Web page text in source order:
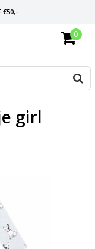
€50,-
0
girl